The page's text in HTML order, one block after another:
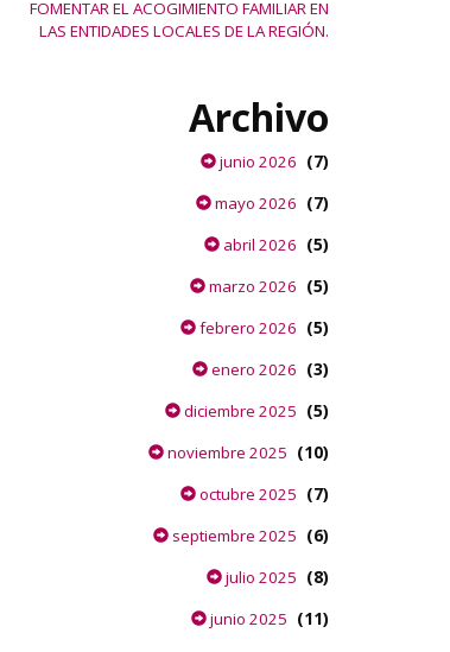
FOMENTAR EL ACOGIMIENTO FAMILIAR EN
LAS ENTIDADES LOCALES DE LA REGIÓN.
Archivo
junio 2026 (7)
mayo 2026 (7)
abril 2026 (5)
marzo 2026 (5)
febrero 2026 (5)
enero 2026 (3)
diciembre 2025 (5)
noviembre 2025 (10)
octubre 2025 (7)
septiembre 2025 (6)
julio 2025 (8)
junio 2025 (11)